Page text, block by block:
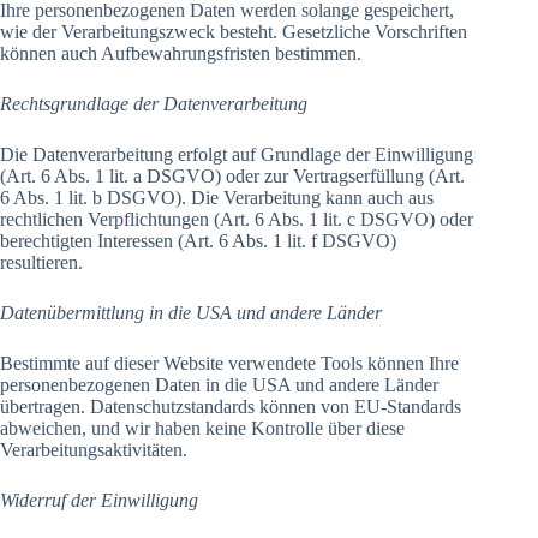
Ihre personenbezogenen Daten werden solange gespeichert,
wie der Verarbeitungszweck besteht. Gesetzliche Vorschriften
können auch Aufbewahrungsfristen bestimmen.
Rechtsgrundlage der Datenverarbeitung
Die Datenverarbeitung erfolgt auf Grundlage der Einwilligung
(Art. 6 Abs. 1 lit. a DSGVO) oder zur Vertragserfüllung (Art.
6 Abs. 1 lit. b DSGVO). Die Verarbeitung kann auch aus
rechtlichen Verpflichtungen (Art. 6 Abs. 1 lit. c DSGVO) oder
berechtigten Interessen (Art. 6 Abs. 1 lit. f DSGVO)
resultieren.
Datenübermittlung in die USA und andere Länder
Bestimmte auf dieser Website verwendete Tools können Ihre
personenbezogenen Daten in die USA und andere Länder
übertragen. Datenschutzstandards können von EU-Standards
abweichen, und wir haben keine Kontrolle über diese
Verarbeitungsaktivitäten.
Widerruf der Einwilligung